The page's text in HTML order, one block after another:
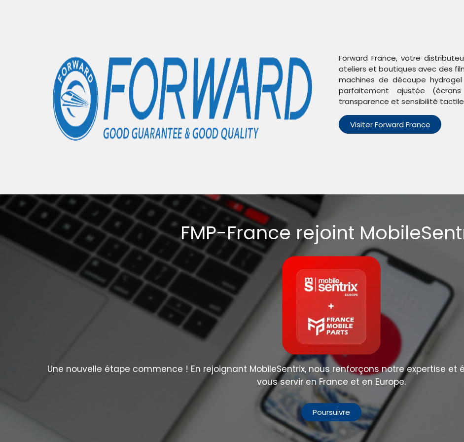
Accueil
Articles Honor 50 Lite - 0 éléments
Forward France, votre
ateliers et boutiques avec des
machines de découpe
parfaitement ajustée
transparence et sensibilité
Visiter Forward France
FMP-France rejoint
Une nouvelle étape commence ! En rejoignant MobileSentrix, nous renforçons notre expertise et
vous servir en France et en Europe.
Poursuivre